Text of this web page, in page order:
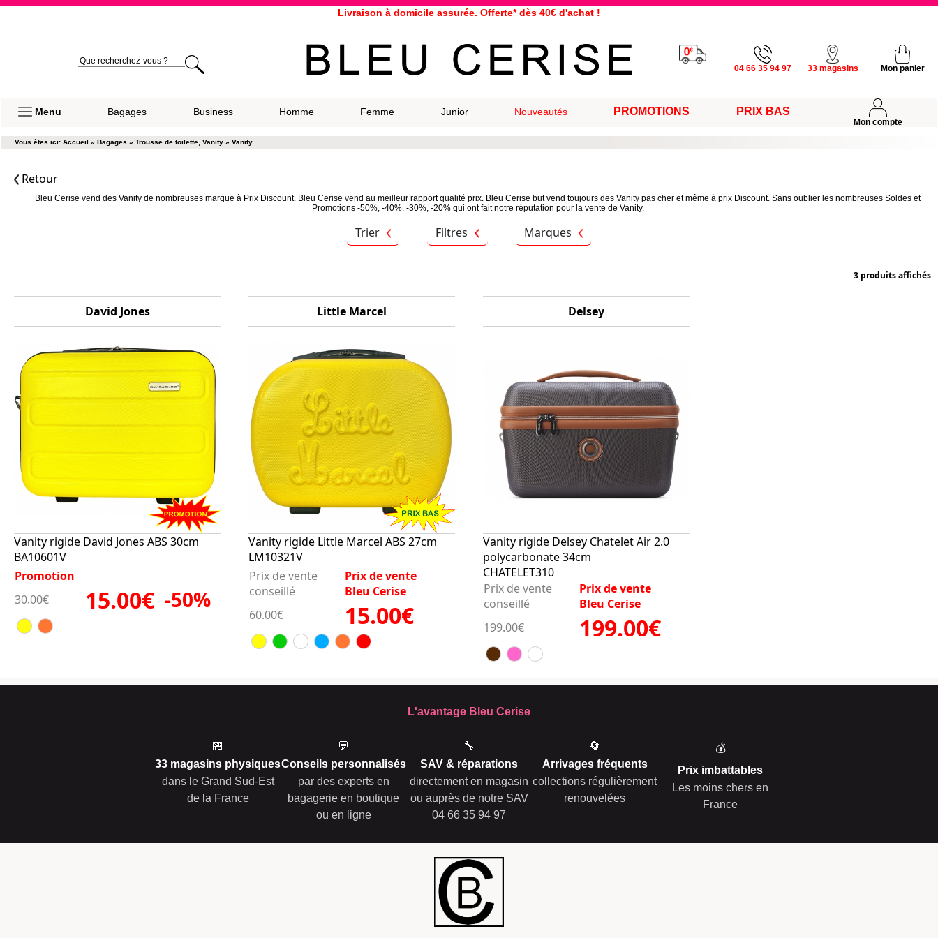
Livraison à domicile assurée. Offerte* dès 40€ d'achat !
Expédition le jour même pour toutes commandes passées avant 12h, du lundi au vendredi
33 magasins répartis dans la France. Un à proximité de chez vous ?
04 66 35 94 97 33 magasins Mon panier
Menu Bagages Business Homme Femme Junior Nouveautés PROMOTIONS PRIX BAS
Mon compte
Vous êtes ici: Accueil » Bagages » Trousse de toilette, Vanity » Vanity
Retour
Bleu Cerise vend des Vanity de nombreuses marque à Prix Discount. Bleu Cerise vend au meilleur rapport qualité prix. Bleu Cerise but vend toujours des Vanity pas cher et même à prix Discount. Sans oublier les nombreuses Soldes et
Promotions -50%, -40%, -30%, -20% qui ont fait notre réputation pour la vente de Vanity.
Trier Filtres Marques
3 produits affichés
David Jones
Vanity rigide David Jones ABS 30cm
BA10601V
Promotion
30.00€
15.00€ -50%
Little Marcel
Vanity rigide Little Marcel ABS 27cm
LM10321V
Prix de vente
conseillé
Prix de vente
Bleu Cerise
60.00€
15.00€
Delsey
Vanity rigide Delsey Chatelet Air 2.0
polycarbonate 34cm
CHATELET310
Prix de vente
conseillé
Prix de vente
Bleu Cerise
199.00€
199.00€
L'avantage Bleu Cerise
🏪
33 magasins physiques
dans le Grand Sud-Est
de la France
💬
Conseils personnalisés
par des experts en
bagagerie en boutique
ou en ligne
🔧
SAV & réparations
directement en magasin
ou auprès de notre SAV
04 66 35 94 97
🔄
Arrivages fréquents
collections régulièrement
renouvelées
💰
Prix imbattables
Les moins chers en
France